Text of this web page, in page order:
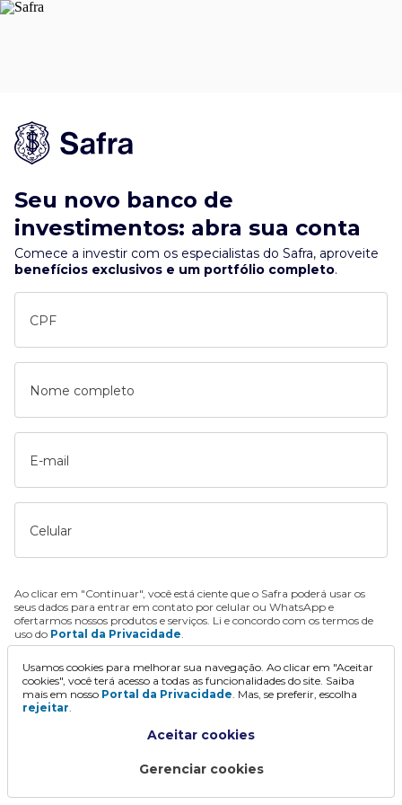
Seu novo banco de
investimentos: abra sua conta
Comece a investir com os especialistas do Safra, aproveite
benefícios exclusivos e um portfólio completo.
CPF
Nome completo
E-mail
Celular
Ao clicar em "Continuar", você está ciente que o Safra poderá usar os
seus dados para entrar em contato por celular ou WhatsApp e
ofertarmos nossos produtos e serviços. Li e concordo com os termos de
uso do Portal da Privacidade.
Continuar
Usamos cookies para melhorar sua navegação. Ao clicar em "Aceitar
cookies", você terá acesso a todas as funcionalidades do site. Saiba
mais em nosso Portal da Privacidade. Mas, se preferir, escolha
rejeitar.
Aceitar cookies
Gerenciar cookies